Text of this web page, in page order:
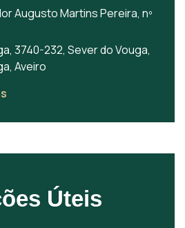
Augusto Martins Pereira, nº
3740-232, Sever do Vouga,
Aveiro
Úteis